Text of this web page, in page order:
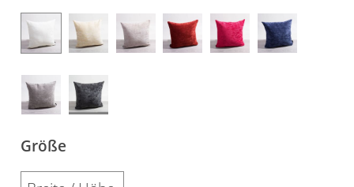
Gardinenstange
Stoffe
Panneaux
Größe